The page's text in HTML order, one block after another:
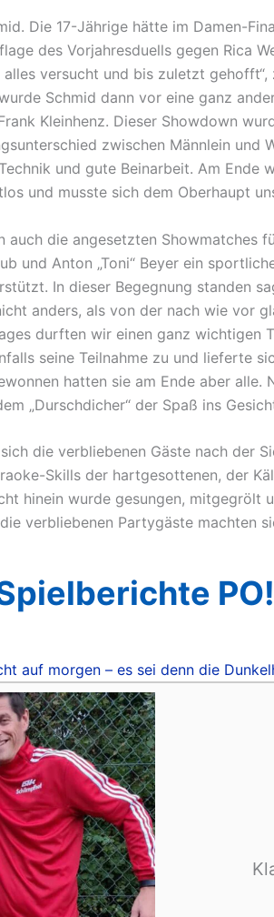
Die 17-Jährige hätte im Damen-
des Vorjahresduells gegen Rica
versucht und bis zuletzt
Schmid dann vor eine ganz
Kleinhenz. Dieser Showdown
zwischen Männlein und
und gute Beinarbeit. Am Ende
und musste sich dem Oberhaupt
auch die angesetzten Showmatches
und Anton „Toni“ Beyer ein
In dieser Begegnung standen
anders, als von der nach wie vor
durften wir einen ganz wichtigen
seine Teilnahme zu und lieferte
hatten sie am Ende aber alle.
„Durschdicher“ der Spaß ins
die verbliebenen Gäste nach der
Skills der hartgesottenen, der
hinein wurde gesungen, mitgegrölt
verbliebenen Partygäste machten
auf morgen – es sei denn die